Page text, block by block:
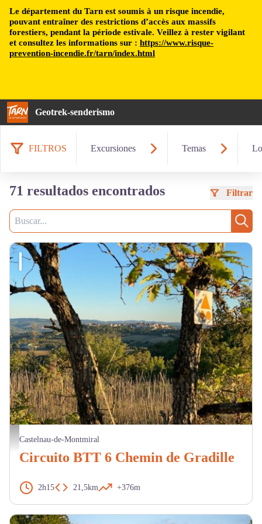
Le département du Tarn est soumis à un risque incendie,
pouvant entraîner des restrictions d’accès aux massifs
forestiers, pendant la période estivale. Veillez à rester vigilant
et consultez les informations sur : https://www.risque-
prevention-incendie.fr/tarn/index.html
Geotrek-senderismo
FILTROS Excursiones Temas
71 resultados encontrados Filtrar
Busca
Vue de Castelnau de Montmiral - M. Cazeméa
Castelnau-de-Montmiral
Circuito BTT 6 Chemin de Gradille
2h15 21,5km +376m